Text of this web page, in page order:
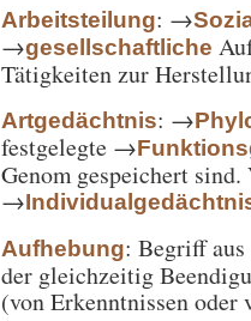
Arbeitsteilung: →
→gesellschaftliche
Tätigkeiten zur
Artgedächtnis: →
festgelegte →
Genom gespeichert sind.
→
Aufhebung: Begriff
der gleichzeitig
(von Erkenntnissen